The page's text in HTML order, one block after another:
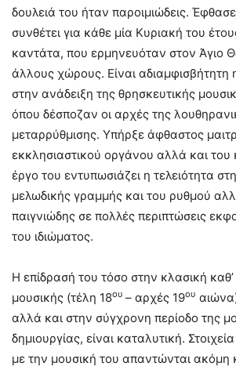
δουλειά του ήταν παροιμιώδεις.
συνθέτει για κάθε μία Κυριακή του
καντάτα, που ερμηνευόταν στον Άγιο
άλλους χώρους. Είναι αδιαμφισβήτητη
στην ανάδειξη της θρησκευτικής
όπου δέσποζαν οι αρχές της
μεταρρύθμισης. Υπήρξε άφθαστος
εκκλησιαστικού οργάνου αλλά και του
έργο του εντυπωσιάζει η τελειότητα
μελωδικής γραμμής και του ρυθμού
παιγνιώδης σε πολλές περιπτώσεις
του ιδιώματος.
Η επίδρασή του τόσο στην κλασική
μουσικής (τέλη 18ου – αρχές 19ου
αλλά και στην σύγχρονη περίοδο της
δημιουργίας, είναι καταλυτική.
με την μουσική του απαντώνται ακόμη